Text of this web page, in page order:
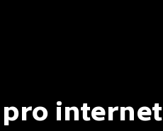
internet